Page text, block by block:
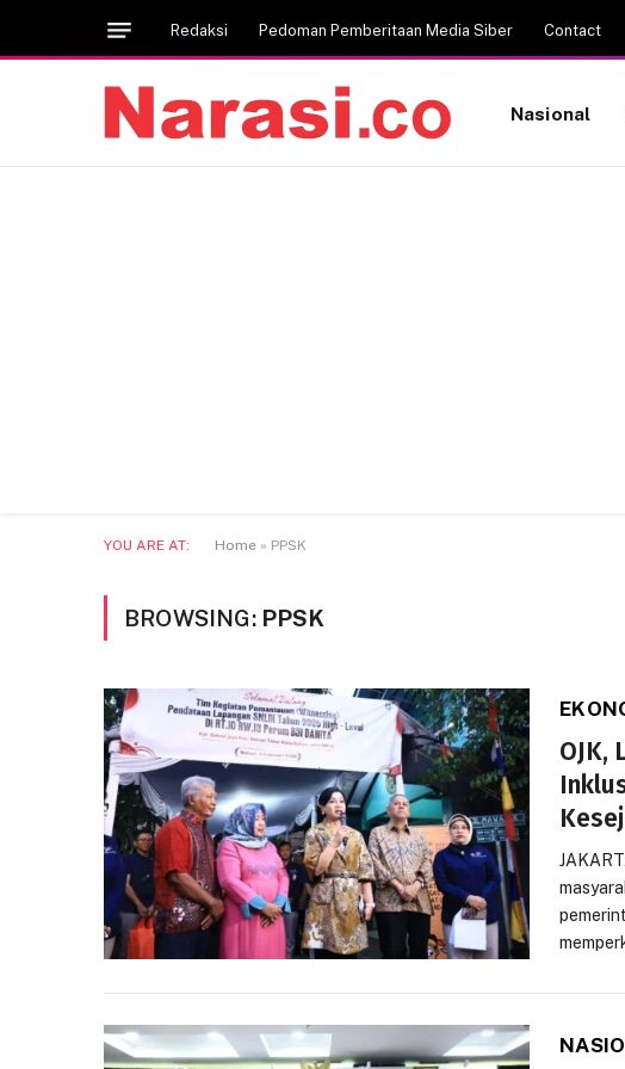
Redaksi Pedoman Pemberitaan Media Siber Contact
Nasional
YOU ARE AT: Home » PPSK
BROWSING: PPSK
OJK,